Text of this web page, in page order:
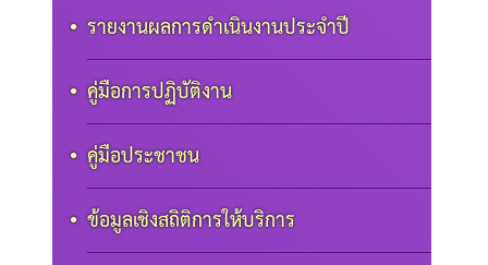
รายงานผลการดำเนินงานประจำปี
คู่มือการปฏิบัติงาน
คู่มือประชาชน
ข้อมูลเชิงสถิติการให้บริการ